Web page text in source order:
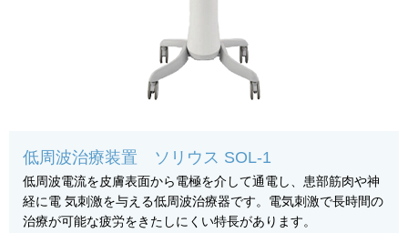
低周波治療装置 ソリウス SOL-1
低周波電流を皮膚表面から電極を介して通電し、患部筋肉や神
経に電 気刺激を与える低周波治療器です。電気刺激で長時間の
治療が可能な疲労をきたしにくい特長があります。